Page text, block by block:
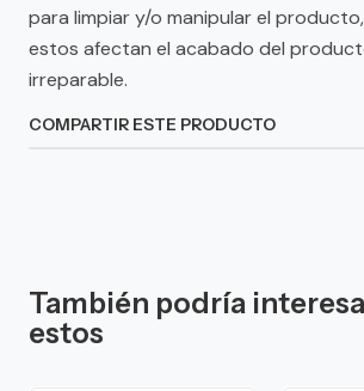
para limpiar y/o manipular el
estos afectan el acabado del
irreparable.
COMPARTIR ESTE PRODUCTO
También podría
estos